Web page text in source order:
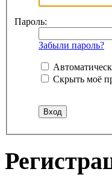
Пароль:
Забыли пароль?
Скрыть моё